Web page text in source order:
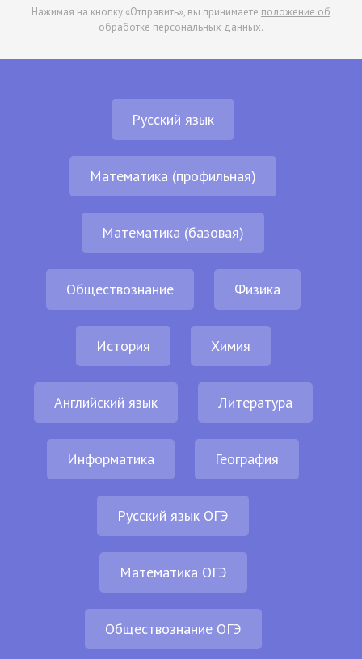
Нажимая на кнопку «Отправить», вы принимаете положение об
обработке персональных данных.
Русский язык
Математика (профильная)
Математика (базовая)
Обществознание Физика
История Химия
Английский язык Литература
Информатика География
Русский язык ОГЭ
Математика ОГЭ
Обществознание ОГЭ